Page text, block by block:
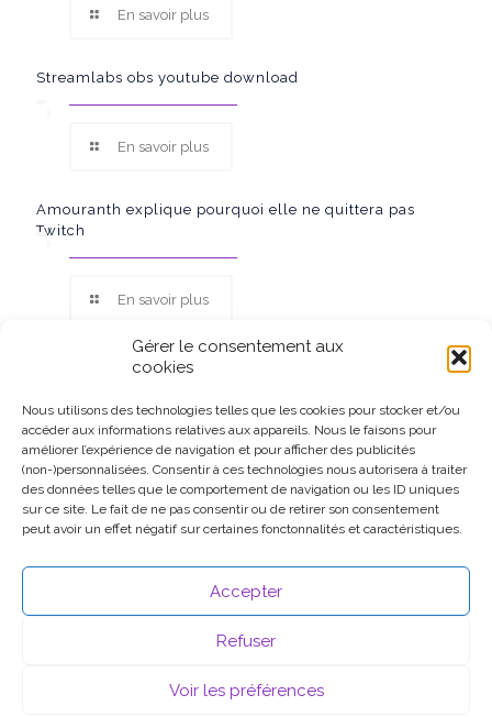
Gérer le consentement aux
cookies
Nous utilisons des technologies telles que les cookies pour stocker et/ou
accéder aux informations relatives aux appareils. Nous le faisons pour
améliorer l’expérience de navigation et pour afficher des publicités
(non-)personnalisées. Consentir à ces technologies nous autorisera à traiter
des données telles que le comportement de navigation ou les ID uniques
sur ce site. Le fait de ne pas consentir ou de retirer son consentement
peut avoir un effet négatif sur certaines fonctonnalités et caractéristiques.
Accepter
Refuser
Voir les préférences
En savoir plus
Streamlabs obs youtube download
En savoir plus
Amouranth explique pourquoi elle ne quittera pas
Twitch
En savoir plus
Ce site participe au Programme Partenaires d’Amazon EU, un
programme d’affiliation conçu pour permettre à des sites de
percevoir une rémunération grâce à la création de liens vers
Amazon.fr.